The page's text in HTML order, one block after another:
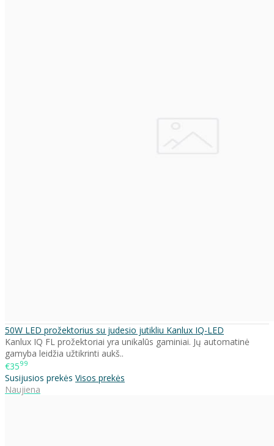
50W LED prožektorius su judesio jutikliu Kanlux IQ-LED
Kanlux IQ FL prožektoriai yra unikalūs gaminiai. Jų automatinė
gamyba leidžia užtikrinti aukš..
€3599
Susijusios prekės Visos prekės
Naujiena